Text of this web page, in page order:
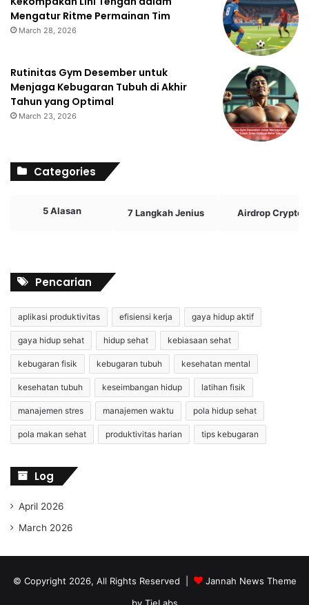
Mengatur Ritme Permainan Tim
March 28, 2026
Rutinitas Gym Desember untuk
Menjaga Kebugaran Tubuh di Akhir
Tahun yang Optimal
March 23, 2026
Categories
5 Alasan 7 Langkah Jenius Airdrop Crypto
Pencarian
aplikasi produktivitas efisiensi kerja gaya hidup aktif
gaya hidup sehat hidup sehat kebiasaan sehat
kebugaran fisik kebugaran tubuh kesehatan mental
kesehatan tubuh keseimbangan hidup latihan fisik
manajemen stres manajemen waktu pola hidup sehat
pola makan sehat produktivitas harian tips kebugaran
Log
April 2026
March 2026
© Copyright 2026, All Rights Reserved |
Jannah News Theme
by TieLabs